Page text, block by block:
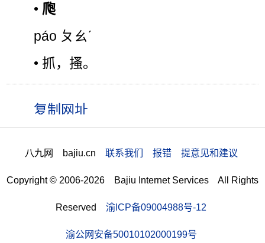
• 爮
páo ㄆㄠˊ
• 抓，搔。
八九网 bajiu.cn 联系我们 报错 提意见和建议
Copyright © 2006-2026 Bajiu Internet Services All Rights
Reserved 渝ICP备09004988号-12
渝公网安备50010102000199号